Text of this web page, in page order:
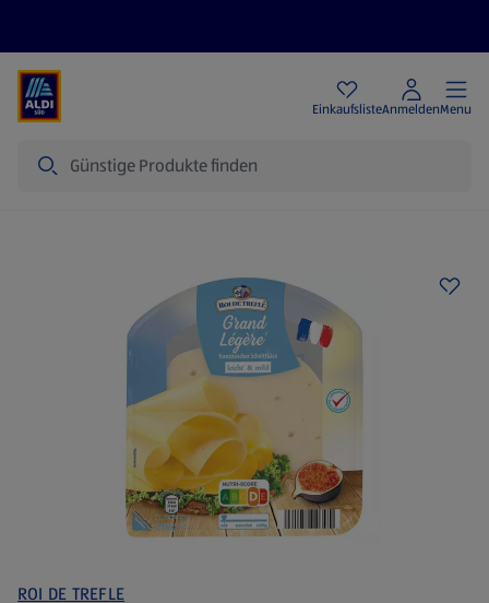
EinkaufslisteAnmeldenMenu
ROI DE TREFLE